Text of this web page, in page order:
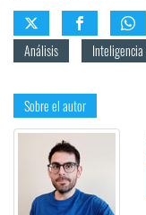
Análisis
Sobre el autor